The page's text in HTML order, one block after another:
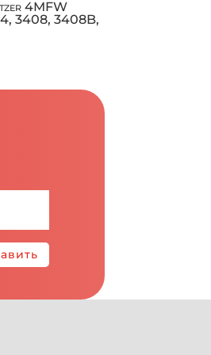
4MFW
3408, 3408B,